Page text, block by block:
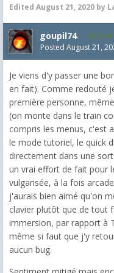
Edited August 21, 2020 by
goupil74 2,545
Posted August 21,
Je viens d'y passer une
en fait). Comme redouté
première personne,
(on monte dans le train
compris les menus, c'est
le mode tutoriel, le quick
directement dans une
un vrai effort de fait pour
vulgarisée, à la fois
j'aurais bien aimé qu'on
clavier plutôt que de tout
immersion, par rapport à
même si faut que j'y
aucun bug.